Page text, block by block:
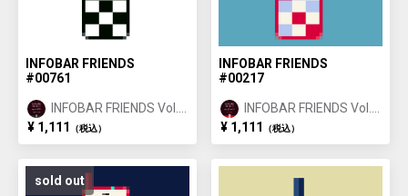
INFOBAR FRIENDS
#00761
INFOBAR FRIENDS Vol.1
ICHIMATSU ①
¥ 1,111 （税込）
INFOBAR FRIENDS
#00217
INFOBAR FRIENDS Vol.1
NISHIKIGOI ①
¥ 1,111 （税込）
sold out